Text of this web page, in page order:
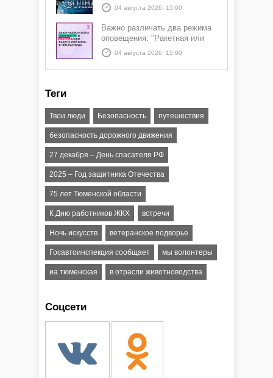
04 августа 2026, 15:00
Важно различать два режима
оповещения: "Ракетная или
БПЛА опасность" и "Угроза
атаки ракеты или БПЛА"
04 августа 2026, 15:00
Теги
Твои люди Безопасность путешествия
безопасность дорожного движения
27 декабря – День спасателя РФ
2025 – Год защитника Отечества
75 лет Тюменской области
К Дню работников ЖКХ встречи
Ночь искусств ветеранское подворье
Госавтоинспекция сообщает мы волонтеры
иа тюменская в отрасли животноводства
Соцсети